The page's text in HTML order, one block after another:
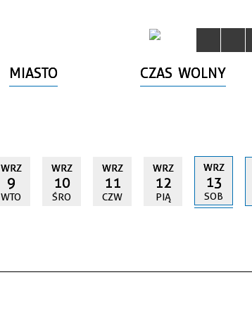
MIASTO CZAS WOLNY
WRZ
9
WTO
WRZ
10
ŚRO
WRZ
11
CZW
WRZ
12
PIĄ
WRZ
13
SOB